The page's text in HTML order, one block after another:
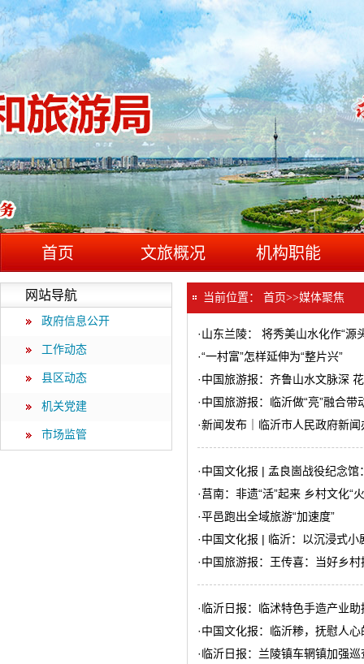
首页 文旅概况 机构职能
网站导航
政府信息公开
工作动态
县区动态
机关党建
市场监管
当前位置： 首页>>媒体聚焦
·山东兰陵： 将秀美山水化作“源
·“一村富”怎样延伸为“整片兴”
·中国旅游报：齐鲁山水文脉深
·中国旅游报：临沂做“亮”融合带
·新闻发布｜临沂市人民政府新
·中国文化报 | 孟良崮战役纪念馆
·莒南：非遗“活”起来 乡村文化“
·平邑跑出全域旅游“加速度”
·中国文化报 | ​临沂：以沉浸式小
·中国旅游报：王传喜：当好乡村
·临沂日报：临沭特色手造产业
·中国文化报：临沂糁，抚慰人心
·临沂日报：兰陵镇车辋镇加强